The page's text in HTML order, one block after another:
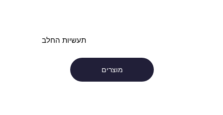
תעשיות החלב
מוצרים